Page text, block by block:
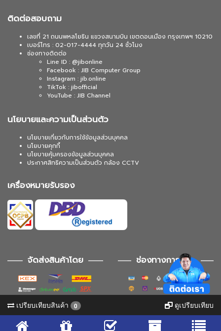
ติดต่อสอบถาม
เลขที่ 21 ถนนพหลโยธิน แขวงสนามบิน เขตดอนเมือง กรุงเทพฯ 10210
เบอร์โทร : 02-017-4444 ทุกวัน 24 ชั่วโมง
ช่องทางติดต่อ
Line ID : @jibonline
Facebook : JIB Computer Group
Instagram : jib.online
TikTok : jibofficial
YouTube : JIB Channel
นโยบายและความเป็นส่วนตัว
นโยบายเกี่ยวกับการใช้ข้อมูลส่วนบุคคล
นโยบายคุกกี้
นโยบายคุ้มครองข้อมูลส่วนบุคคล
ประกาศสิทธิความเป็นส่วนตัว กล้อง CCTV
เครื่องหมายรับรอง
จัดส่งสินค้าโดย ช่องทางการชำระ
ช่องทางการติดตาม
เปรียบเทียบสินค้า 0 ดูเปรียบเทียบ